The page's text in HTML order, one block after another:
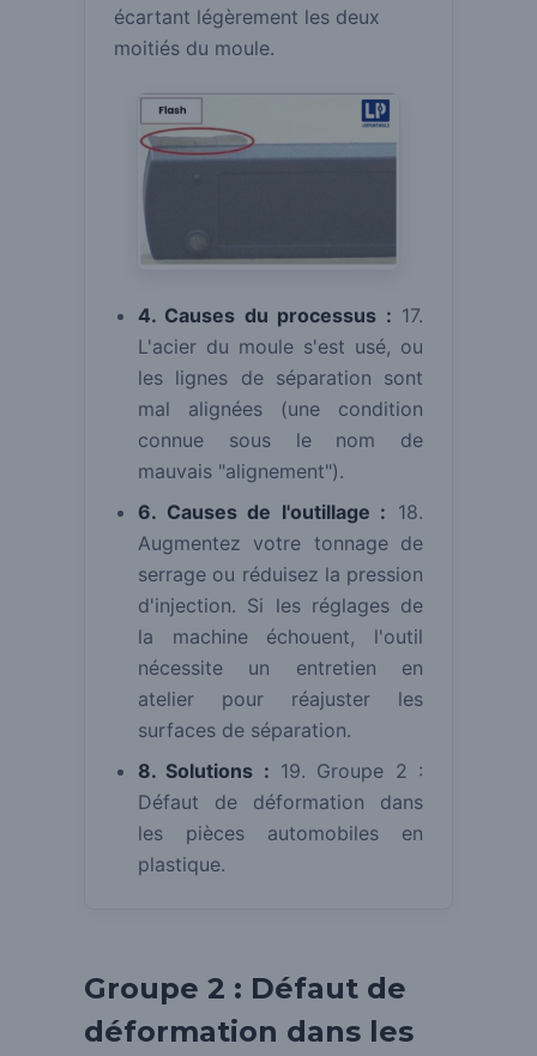
écartant légèrement les deux
moitiés du moule.
4. Causes du processus : 17.
L'acier du moule s'est usé, ou
les lignes de séparation sont
mal alignées (une condition
connue sous le nom de
mauvais "alignement").
6. Causes de l'outillage : 18.
Augmentez votre tonnage de
serrage ou réduisez la pression
d'injection. Si les réglages de
la machine échouent, l'outil
nécessite un entretien en
atelier pour réajuster les
surfaces de séparation.
8. Solutions : 19. Groupe 2 :
Défaut de déformation dans
les pièces automobiles en
plastique.
Groupe 2 : Défaut de
déformation dans les